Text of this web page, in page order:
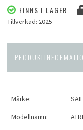
FINNS I LAGER
Tillverkad: 2025
Märke:
Modellnamn: